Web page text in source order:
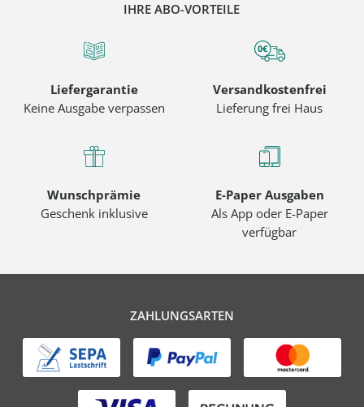
IHRE ABO-VORTEILE
Liefergarantie
Keine Ausgabe verpassen
Versandkostenfrei
Lieferung frei Haus
Wunschprämie
Geschenk inklusive
E-Paper Ausgaben
Als App oder E-Paper
verfügbar
ZAHLUNGSARTEN